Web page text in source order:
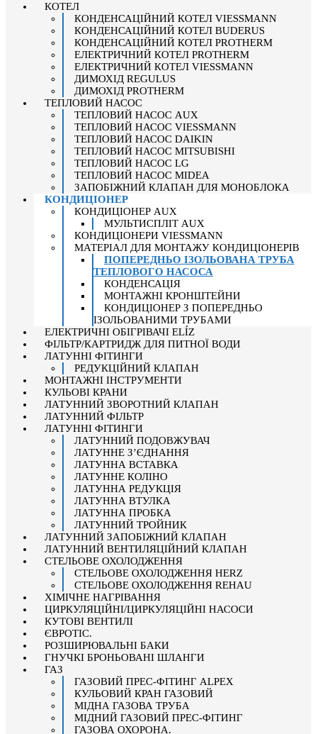
КОТЕЛ
КОНДЕНСАЦІЙНИЙ КОТЕЛ VIESSMANN
КОНДЕНСАЦІЙНИЙ КОТЕЛ BUDERUS
КОНДЕНСАЦІЙНИЙ КОТЕЛ PROTHERM
ЕЛЕКТРИЧНИЙ КОТЕЛ PROTHERM
ЕЛЕКТРИЧНИЙ КОТЕЛ VIESSMANN
ДИМОХІД REGULUS
ДИМОХІД PROTHERM
ТЕПЛОВИЙ НАСОС
ТЕПЛОВИЙ НАСОС AUX
ТЕПЛОВИЙ НАСОС VIESSMANN
ТЕПЛОВИЙ НАСОС DAIKIN
ТЕПЛОВИЙ НАСОС MITSUBISHI
ТЕПЛОВИЙ НАСОС LG
ТЕПЛОВИЙ НАСОС MIDEA
ЗАПОБІЖНИЙ КЛАПАН ДЛЯ МОНОБЛОКА
КОНДИЦІОНЕР
КОНДИЦІОНЕР AUX
МУЛЬТИСПЛІТ AUX
КОНДИЦІОНЕРИ VIESSMANN
МАТЕРІАЛ ДЛЯ МОНТАЖУ КОНДИЦІОНЕРІВ
ПОПЕРЕДНЬО ІЗОЛЬОВАНА ТРУБА
ТЕПЛОВОГО НАСОСА
КОНДЕНСАЦІЯ
МОНТАЖНІ КРОНШТЕЙНИ
КОНДИЦІОНЕР З ПОПЕРЕДНЬО
ІЗОЛЬОВАНИМИ ТРУБАМИ
ЕЛЕКТРИЧНІ ОБІГРІВАЧІ ELÍZ
ФІЛЬТР/КАРТРИДЖ ДЛЯ ПИТНОЇ ВОДИ
ЛАТУННІ ФІТИНГИ
РЕДУКЦІЙНИЙ КЛАПАН
МОНТАЖНІ ІНСТРУМЕНТИ
КУЛЬОВІ КРАНИ
ЛАТУННИЙ ЗВОРОТНИЙ КЛАПАН
ЛАТУННИЙ ФІЛЬТР
ЛАТУННІ ФІТИНГИ
ЛАТУННИЙ ПОДОВЖУВАЧ
ЛАТУННЕ З’ЄДНАННЯ
ЛАТУННА ВСТАВКА
ЛАТУННЕ КОЛІНО
ЛАТУННА РЕДУКЦІЯ
ЛАТУННА ВТУЛКА
ЛАТУННА ПРОБКА
ЛАТУННИЙ ТРОЙНИК
ЛАТУННИЙ ЗАПОБІЖНИЙ КЛАПАН
ЛАТУННИЙ ВЕНТИЛЯЦІЙНИЙ КЛАПАН
СТЕЛЬОВЕ ОХОЛОДЖЕННЯ
СТЕЛЬОВЕ ОХОЛОДЖЕННЯ HERZ
СТЕЛЬОВЕ ОХОЛОДЖЕННЯ REHAU
ХІМІЧНЕ НАГРІВАННЯ
ЦИРКУЛЯЦІЙНІ/ЦИРКУЛЯЦІЙНІ НАСОСИ
КУТОВІ ВЕНТИЛІ
ЄВРОТІС.
РОЗШИРЮВАЛЬНІ БАКИ
ГНУЧКІ БРОНЬОВАНІ ШЛАНГИ
ГАЗ
ГАЗОВИЙ ПРЕС-ФІТИНГ ALPEX
КУЛЬОВИЙ КРАН ГАЗОВИЙ
МІДНА ГАЗОВА ТРУБА
МІДНИЙ ГАЗОВИЙ ПРЕС-ФІТИНГ
ГАЗОВА ОХОРОНА.